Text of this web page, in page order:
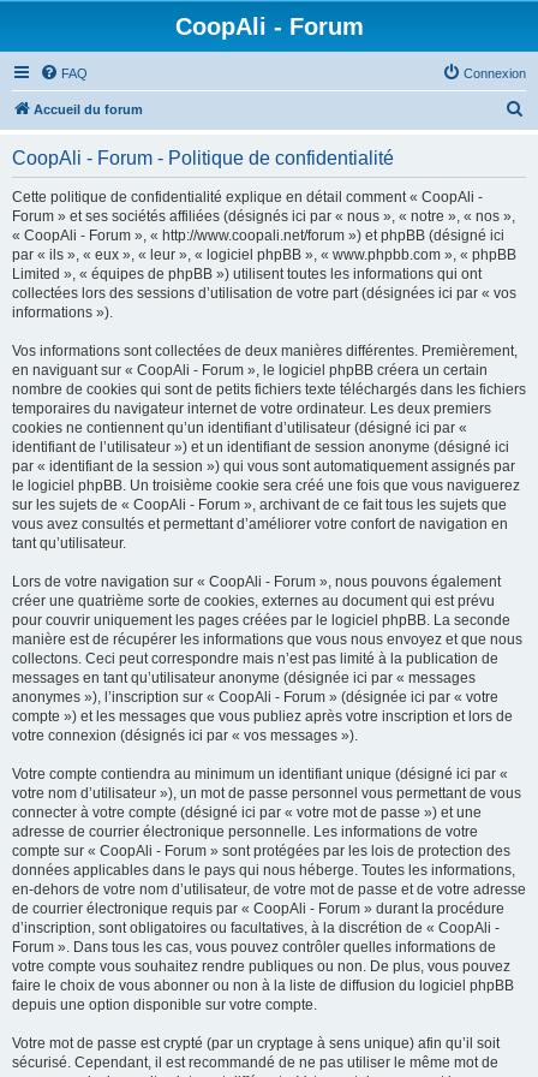
CoopAli - Forum
FAQ Connexion
Accueil du forum
CoopAli - Forum - Politique de confidentialité
Cette politique de confidentialité explique en détail comment « CoopAli -
Forum » et ses sociétés affiliées (désignés ici par « nous », « notre », « nos »,
« CoopAli - Forum », « http://www.coopali.net/forum ») et phpBB (désigné ici
par « ils », « eux », « leur », « logiciel phpBB », « www.phpbb.com », « phpBB
Limited », « équipes de phpBB ») utilisent toutes les informations qui ont
collectées lors des sessions d’utilisation de votre part (désignées ici par « vos
informations »).
Vos informations sont collectées de deux manières différentes. Premièrement,
en naviguant sur « CoopAli - Forum », le logiciel phpBB créera un certain
nombre de cookies qui sont de petits fichiers texte téléchargés dans les fichiers
temporaires du navigateur internet de votre ordinateur. Les deux premiers
cookies ne contiennent qu’un identifiant d’utilisateur (désigné ici par «
identifiant de l’utilisateur ») et un identifiant de session anonyme (désigné ici
par « identifiant de la session ») qui vous sont automatiquement assignés par
le logiciel phpBB. Un troisième cookie sera créé une fois que vous naviguerez
sur les sujets de « CoopAli - Forum », archivant de ce fait tous les sujets que
vous avez consultés et permettant d’améliorer votre confort de navigation en
tant qu’utilisateur.
Lors de votre navigation sur « CoopAli - Forum », nous pouvons également
créer une quatrième sorte de cookies, externes au document qui est prévu
pour couvrir uniquement les pages créées par le logiciel phpBB. La seconde
manière est de récupérer les informations que vous nous envoyez et que nous
collectons. Ceci peut correspondre mais n’est pas limité à la publication de
messages en tant qu’utilisateur anonyme (désignée ici par « messages
anonymes »), l’inscription sur « CoopAli - Forum » (désignée ici par « votre
compte ») et les messages que vous publiez après votre inscription et lors de
votre connexion (désignés ici par « vos messages »).
Votre compte contiendra au minimum un identifiant unique (désigné ici par «
votre nom d’utilisateur »), un mot de passe personnel vous permettant de vous
connecter à votre compte (désigné ici par « votre mot de passe ») et une
adresse de courrier électronique personnelle. Les informations de votre
compte sur « CoopAli - Forum » sont protégées par les lois de protection des
données applicables dans le pays qui nous héberge. Toutes les informations,
en-dehors de votre nom d’utilisateur, de votre mot de passe et de votre adresse
de courrier électronique requis par « CoopAli - Forum » durant la procédure
d’inscription, sont obligatoires ou facultatives, à la discrétion de « CoopAli -
Forum ». Dans tous les cas, vous pouvez contrôler quelles informations de
votre compte vous souhaitez rendre publiques ou non. De plus, vous pouvez
faire le choix de vous abonner ou non à la liste de diffusion du logiciel phpBB
depuis une option disponible sur votre compte.
Votre mot de passe est crypté (par un cryptage à sens unique) afin qu’il soit
sécurisé. Cependant, il est recommandé de ne pas utiliser le même mot de